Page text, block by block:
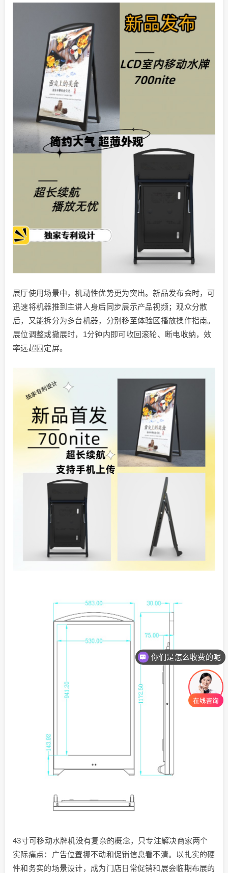
展厅使用场景中，机动性优势更为突出。新品发布会时，可
迅速将机器推到主讲人身后同步展示产品视频；观众分散
后，又能拆分为多台机器，分别移至体验区播放操作指南。
展位调整或撤展时，1分钟内即可收回滚轮、断电收纳，效
率远超固定屏。
43寸可移动水牌机没有复杂的概念，只专注解决商家两个
实际痛点：广告位置挪不动和促销信息看不清。以扎实的硬
件和务实的场景设计，成为门店日常促销和展会临期布展的
你们是怎么收费的呢